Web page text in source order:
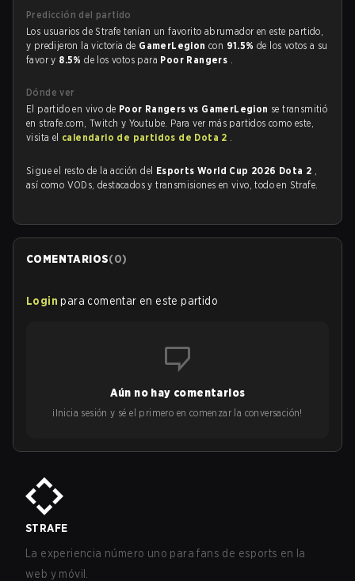
Predicción del partido
Los usuarios de Strafe tenían un favorito abrumador en este partido,
y predijeron la victoria de GamerLegioncon 91.5%de los votos a su
favor y 8.5%de los votos para Poor Rangers .
Dónde ver
El partido en vivo de Poor Rangers vs GamerLegion se transmitió
en strafe.com, Twitch y Youtube. Para ver más partidos como este,
visita el calendario de partidos de Dota 2 .
Sigue el resto de la acción del Esports World Cup 2026 Dota 2 ,
así como VODs, destacados y transmisiones en vivo, todo en Strafe.
COMENTARIOS(0)
Login para comentar en este partido
Aún no hay comentarios
¡Inicia sesión y sé el primero en comenzar la conversación!
STRAFE
La experiencia número uno para fans de esports en la
web y móvil.